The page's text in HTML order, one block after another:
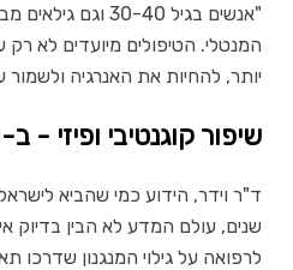
"אנשים בגיל
המנטלי. הטיפולים מיועדים לא
יותר, להחיות את האנרגיה
שיפור קוגנטיבי ופיזי - ב-40 דק' של ישיבה בכורסא
ד"ר וידר, הידוע כמי שהביא
לרפואה על גילוי המנגנון שדרכו